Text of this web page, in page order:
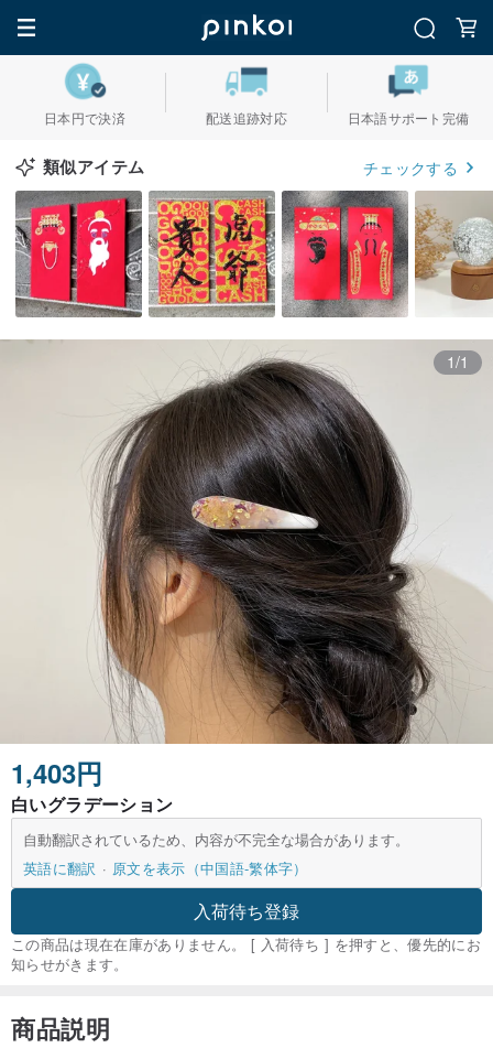
日本円で決済 配送追跡対応 日本語サポート完備
類似アイテム チェックする
1/1
1,403円
白いグラデーション
自動翻訳されているため、内容が不完全な場合があります。
英語に翻訳
原文を表示（中国語-繁体字）
入荷待ち登録
この商品は現在在庫がありません。 [ 入荷待ち ] を押すと、優先的にお
知らせがきます。
商品説明